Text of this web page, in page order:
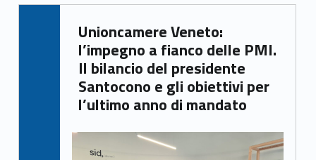
Unioncamere Veneto:
l’impegno a fianco delle PMI.
Il bilancio del presidente
Santocono e gli obiettivi per
l’ultimo anno di mandato